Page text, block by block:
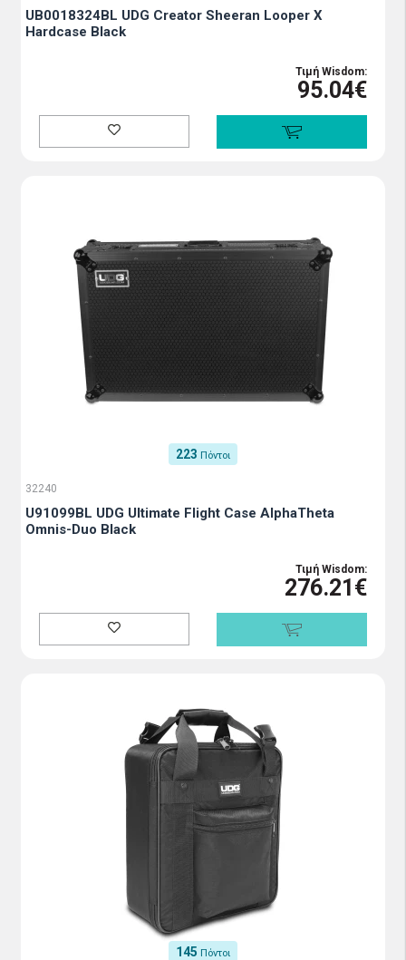
UB0018324BL UDG Creator Sheeran Looper X
Hardcase Black
Τιμή Wisdom:
95.04€
223 Πόντοι
32240
U91099BL UDG Ultimate Flight Case AlphaTheta
Omnis-Duo Black
Τιμή Wisdom:
276.21€
145 Πόντοι